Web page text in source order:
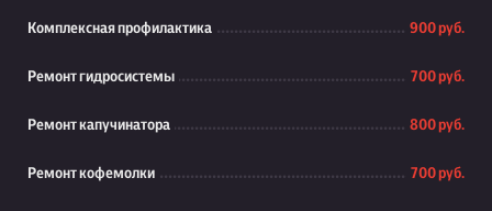
Комплексная профилактика 900 руб.
Ремонт гидросистемы 700 руб.
Ремонт капучинатора 800 руб.
Ремонт кофемолки 700 руб.